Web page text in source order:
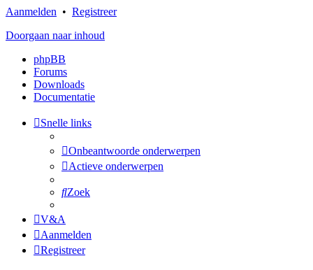
Aanmelden • Registreer
Doorgaan naar inhoud
phpBB
Forums
Downloads
Documentatie
Snelle links
Onbeantwoorde onderwerpen
Actieve onderwerpen
Zoek
V&A
Aanmelden
Registreer